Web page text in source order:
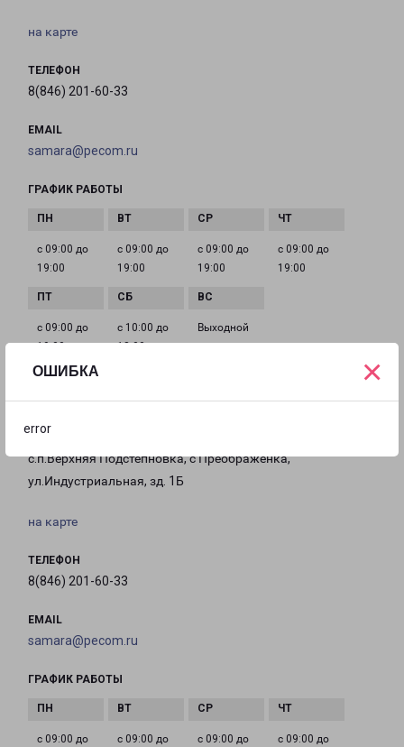
ОШИБКА
error
×
на карте
ТЕЛЕФОН
8(846) 201-60-33
EMAIL
samara@pecom.ru
ГРАФИК РАБОТЫ
с 09:00 до
19:00
с 09:00 до
19:00
с 09:00 до
19:00
с 09:00 до
19:00
с 09:00 до
19:00
с 10:00 до
18:00
Выходной
443532, Самарская область, м.р-н Волжский,
с.п.Верхняя Подстепновка, с Преображенка,
ул.Индустриальная, зд. 1Б
на карте
ТЕЛЕФОН
8(846) 201-60-33
EMAIL
samara@pecom.ru
ГРАФИК РАБОТЫ
с 09:00 до
с 09:00 до
с 09:00 до
с 09:00 до